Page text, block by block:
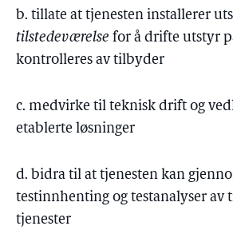
b. tillate at tjenesten installerer
tilstedeværelse for å drifte utstyr
kontrolleres av tilbyder
c. medvirke til teknisk drift og
etablerte løsninger
d. bidra til at tjenesten kan
testinnhenting og testanalyser av
tjenester